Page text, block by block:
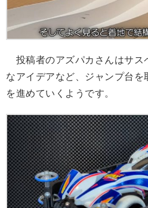
投稿者のアズパカさんはサス
なアイデアなど、ジャンプ台を
を進めていくようです。